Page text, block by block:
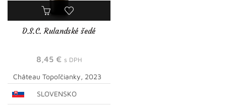
D.S.C. Rulandské šedé
8,45 € s DPH
Château Topoľčianky, 2023
SLOVENSKO